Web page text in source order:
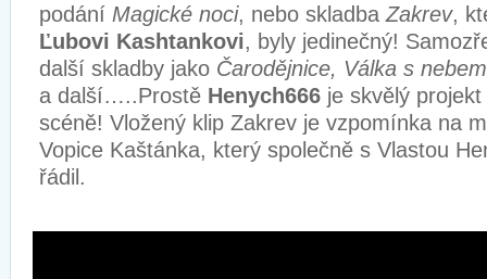
podání Magické noci, nebo skladba Zakrev,
Ľubovi Kashtankovi, byly jedinečný!
další skladby jako Čarodějnice, Válka s nebem
a další…..Prostě Henych666 je skvělý
scéně! Vložený klip Zakrev je vzpomínka na
Vopice Kaštánka, který společně s Vlastou
řádil.